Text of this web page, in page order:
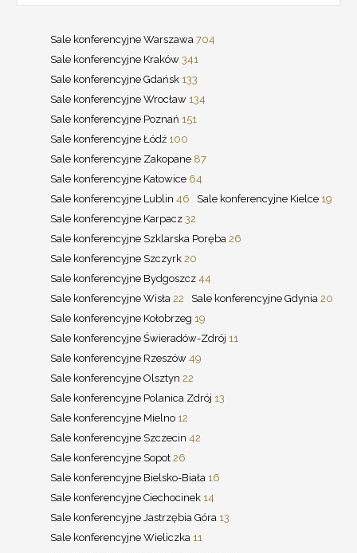
Sale konferencyjne Warszawa 704
Sale konferencyjne Kraków 341
Sale konferencyjne Gdańsk 133
Sale konferencyjne Wrocław 134
Sale konferencyjne Poznań 151
Sale konferencyjne Łódź 100
Sale konferencyjne Zakopane 87
Sale konferencyjne Katowice 64
Sale konferencyjne Lublin 46 Sale konferencyjne Kielce 19
Sale konferencyjne Karpacz 32
Sale konferencyjne Szklarska Poręba 26
Sale konferencyjne Szczyrk 20
Sale konferencyjne Bydgoszcz 44
Sale konferencyjne Wisła 22 Sale konferencyjne Gdynia 20
Sale konferencyjne Kołobrzeg 19
Sale konferencyjne Świeradów-Zdrój 11
Sale konferencyjne Rzeszów 49
Sale konferencyjne Olsztyn 22
Sale konferencyjne Polanica Zdrój 13
Sale konferencyjne Mielno 12
Sale konferencyjne Szczecin 42
Sale konferencyjne Sopot 26
Sale konferencyjne Bielsko-Biała 16
Sale konferencyjne Ciechocinek 14
Sale konferencyjne Jastrzębia Góra 13
Sale konferencyjne Wieliczka 11